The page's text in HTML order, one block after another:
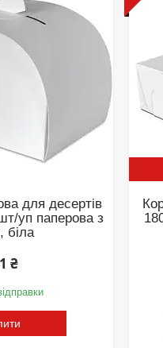
для десертів
уп паперова з
біла
₴